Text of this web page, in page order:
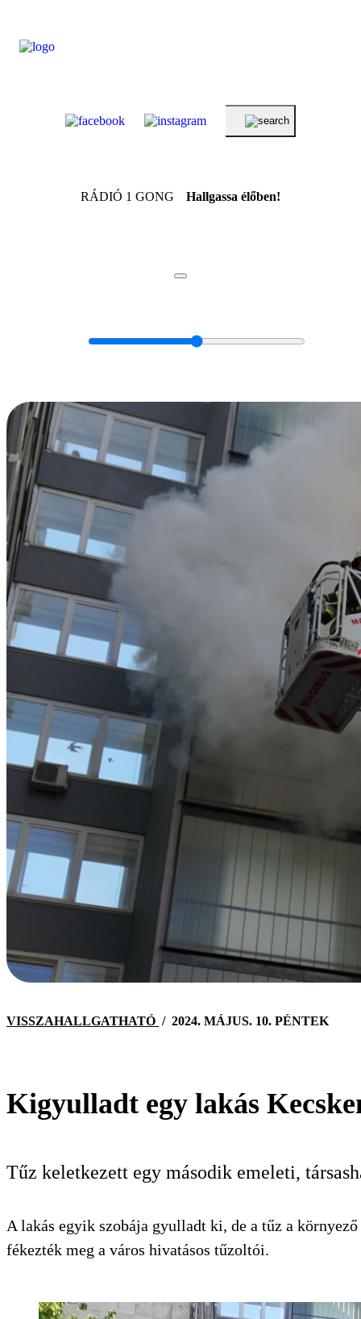
RÁDIÓ 1 GONG Hallgassa élőben!
VISSZAHALLGATHATÓ / 2024. MÁJUS. 10. PÉNTEK
Kigyulladt egy lakás
Tűz keletkezett egy második emeleti,
A lakás egyik szobája gyulladt ki, de a tűz a
fékezték meg a város hivatásos tűzoltói.